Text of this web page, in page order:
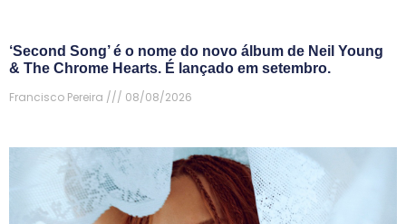
‘Second Song’ é o nome do novo álbum de Neil Young
& The Chrome Hearts. É lançado em setembro.
Francisco Pereira
08/08/2026